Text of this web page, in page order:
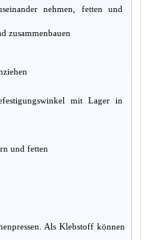
nehmen, fetten und
zusammenbauen
mit Lager in
und fetten
Als Klebstoff können